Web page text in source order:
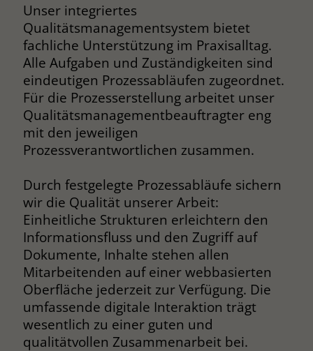
Unser integriertes
Qualitätsmanagementsystem bietet
fachliche Unterstützung im Praxisalltag.
Alle Aufgaben und Zuständigkeiten sind
eindeutigen Prozessabläufen zugeordnet.
Für die Prozesserstellung arbeitet unser
Qualitätsmanagementbeauftragter eng
mit den jeweiligen
Prozessverantwortlichen zusammen.
Durch festgelegte Prozessabläufe sichern
wir die Qualität unserer Arbeit:
Einheitliche Strukturen erleichtern den
Informationsfluss und den Zugriff auf
Dokumente, Inhalte stehen allen
Mitarbeitenden auf einer webbasierten
Oberfläche jederzeit zur Verfügung. Die
umfassende digitale Interaktion trägt
wesentlich zu einer guten und
qualitätvollen Zusammenarbeit bei.
Name _gcl_dc
Anbieter Google Ads
Laufzeit 90 Tage
Dieses Cookie wird gesetzt, wenn ein
User über einen Klick auf eine Google
Werbeanzeige auf die Website gelangt.
welche Werbeanzeige geklickt wurde,
sodass erzielte Erfolge wie z.B.
Bestellungen oder Kontaktanfragen der
Anzeige zugewiesen werden können.
Name _fbp
Anbieter Facebook
Laufzeit 3 Monate